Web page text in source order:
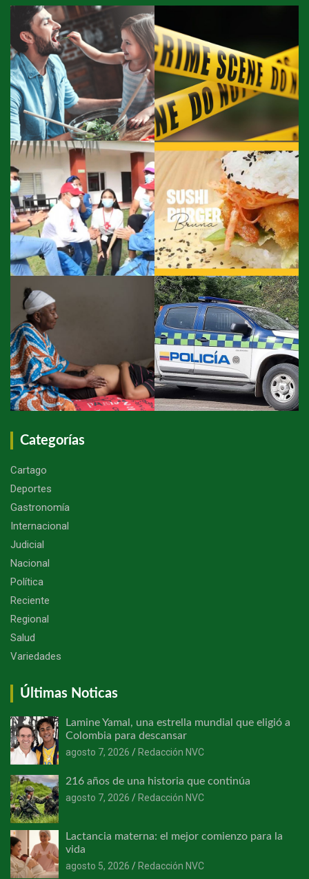
Categorías
Cartago
Deportes
Gastronomía
Internacional
Judicial
Nacional
Política
Reciente
Regional
Salud
Variedades
Últimas Noticas
Lamine Yamal, una estrella mundial que eligió a
Colombia para descansar
agosto 7, 2026
Redacción NVC
216 años de una historia que continúa
agosto 7, 2026
Redacción NVC
Lactancia materna: el mejor comienzo para la
vida
agosto 5, 2026
Redacción NVC